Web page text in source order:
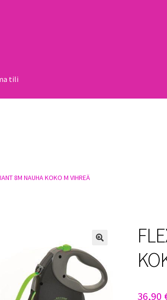
tili
8M NAUHA KOKO M VIHREÄ
36,90